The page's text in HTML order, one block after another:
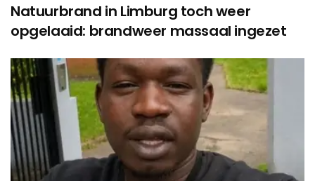
Natuurbrand in Limburg toch weer
opgelaaid: brandweer massaal ingezet